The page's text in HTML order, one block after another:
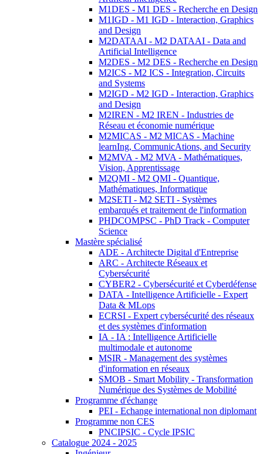
M1DES - M1 DES - Recherche en Design
M1IGD - M1 IGD - Interaction, Graphics
and Design
M2DATAAI - M2 DATAAI - Data and
Artificial Intelligence
M2DES - M2 DES - Recherche en Design
M2ICS - M2 ICS - Integration, Circuits
and Systems
M2IGD - M2 IGD - Interaction, Graphics
and Design
M2IREN - M2 IREN - Industries de
Réseau et économie numérique
M2MICAS - M2 MICAS - Machine
learnIng, CommunicAtions, and Security
M2MVA - M2 MVA - Mathématiques,
Vision, Apprentissage
M2QMI - M2 QMI - Quantique,
Mathématiques, Informatique
M2SETI - M2 SETI - Systèmes
embarqués et traitement de l'information
PHDCOMPSC - PhD Track - Computer
Science
Mastère spécialisé
ADE - Architecte Digital d'Entreprise
ARC - Architecte Réseaux et
Cybersécurité
CYBER2 - Cybersécurité et Cyberdéfense
DATA - Intelligence Artificielle - Expert
Data & MLops
ECRSI - Expert cybersécurité des réseaux
et des systèmes d'information
IA - IA : Intelligence Artificielle
multimodale et autonome
MSIR - Management des systèmes
d'information en réseaux
SMOB - Smart Mobility - Transformation
Numérique des Systèmes de Mobilité
Programme d'échange
PEI - Echange international non diplomant
Programme non CES
PNCIPSIC - Cycle IPSIC
Catalogue 2024 - 2025